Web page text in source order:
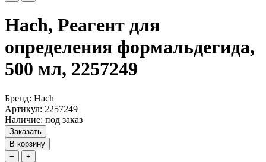
Hach, Реагент для
определения формальдегида,
500 мл, 2257249
Бренд: Hach
Артикул: 2257249
Наличие: под заказ
Заказать
В корзину
−
+